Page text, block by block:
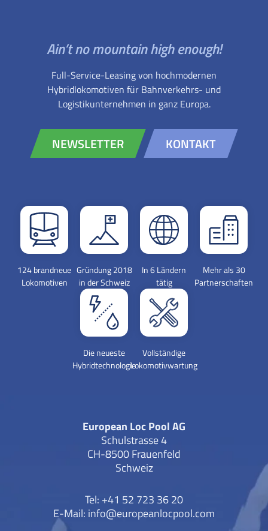
Ain’t no mountain high enough!
Full-Service-Leasing von hochmodernen
Hybridlokomotiven für Bahnverkehrs- und
Logistikunternehmen in ganz Europa.
NEWSLETTER KONTAKT
124 brandneue
Lokomotiven
Gründung 2018
in der Schweiz
In 6 Ländern
tätig
Mehr als 30
Partnerschaften
Die neueste
Hybridtechnologie
Vollständige
Lokomotivwartung
European Loc Pool AG
Schulstrasse 4
CH-8500 Frauenfeld
Schweiz
Tel: +41 52 723 36 20
E-Mail: info@europeanlocpool.com